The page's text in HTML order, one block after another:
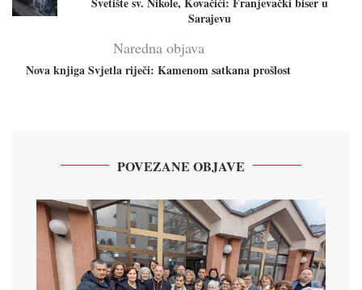
Sarajevu
Naredna objava
Nova knjiga Svjetla riječi: Kamenom satkana prošlost
POVEZANE OBJAVE